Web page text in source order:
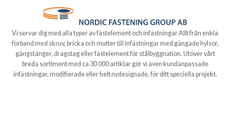
Vi servar dig med alla typer av fästelement och infästningar Allt från enkla
förband med skruv, bricka och mutter till infästningar med gängade hylsor,
gängstänger, dragstag eller fästelement för stålbyggnation. Utöver vårt
breda sortiment med ca 30 000 artiklar gör vi även kundanpassade
infästningar, modifierade eller helt nydesignade, för ditt speciella projekt.